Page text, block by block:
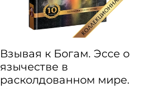
Взывая к Богам. Эссе о
язычестве в
расколдованном мире.